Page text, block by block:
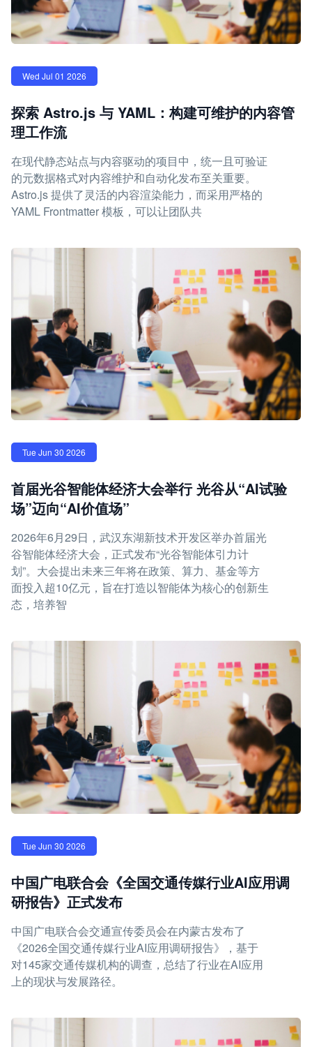
Wed Jul 01 2026
探索 Astro.js 与 YAML：构建可维护的内容管
理工作流
在现代静态站点与内容驱动的项目中，统一且可验证
的元数据格式对内容维护和自动化发布至关重要。
Astro.js 提供了灵活的内容渲染能力，而采用严格的
YAML Frontmatter 模板，可以让团队共
Tue Jun 30 2026
首届光谷智能体经济大会举行 光谷从“AI试验
场”迈向“AI价值场”
2026年6月29日，武汉东湖新技术开发区举办首届光
谷智能体经济大会，正式发布“光谷智能体引力计
划”。大会提出未来三年将在政策、算力、基金等方
面投入超10亿元，旨在打造以智能体为核心的创新生
态，培养智
Tue Jun 30 2026
中国广电联合会《全国交通传媒行业AI应用调
研报告》正式发布
中国广电联合会交通宣传委员会在内蒙古发布了
《2026全国交通传媒行业AI应用调研报告》，基于
对145家交通传媒机构的调查，总结了行业在AI应用
上的现状与发展路径。